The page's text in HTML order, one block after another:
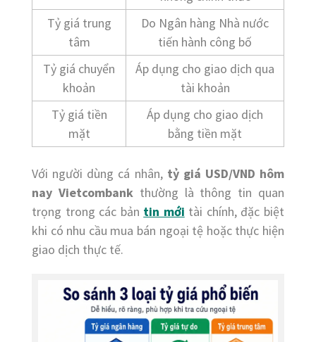
Tỷ giá trung
tâm
Do Ngân hàng Nhà nước
tiến hành công bố
Tỷ giá chuyển
khoản
Áp dụng cho giao dịch qua
tài khoản
Tỷ giá tiền
mặt
Áp dụng cho giao dịch
bằng tiền mặt
Với người dùng cá nhân, tỷ giá USD/VND hôm
nay Vietcombankthường là thông tin quan
trọng trong các bản tin mới tài chính, đặc biệt
khi có nhu cầu mua bán ngoại tệ hoặc thực hiện
giao dịch thực tế.